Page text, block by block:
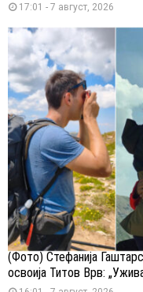
17:01 - 7 август, 2026
(Фото) Стефанија
освоија Титов Врв: